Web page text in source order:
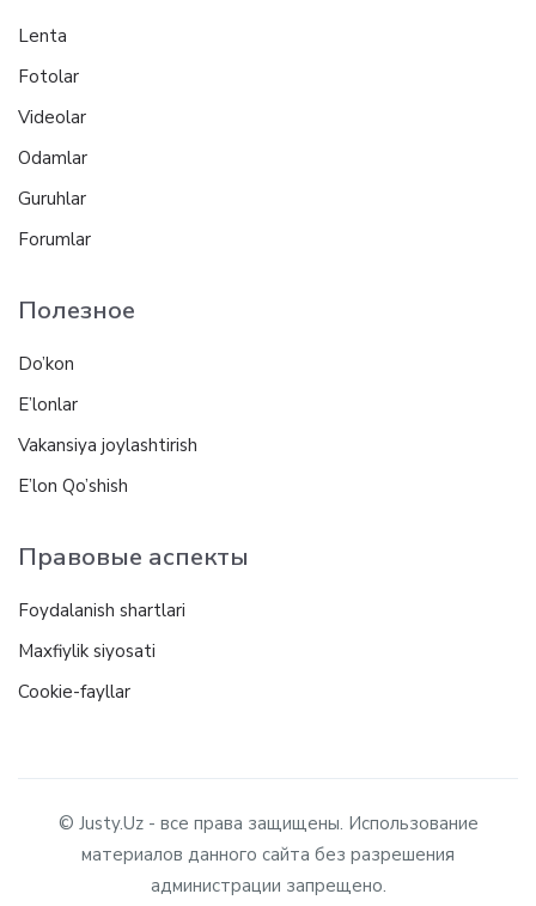
Lenta
Fotolar
Videolar
Odamlar
Guruhlar
Forumlar
Полезное
Do’kon
E’lonlar
Vakansiya joylashtirish
E’lon Qo’shish
Правовые аспекты
Foydalanish shartlari
Maxfiylik siyosati
Cookie-fayllar
© Justy.Uz - все права защищены. Использование
материалов данного сайта без разрешения
администрации запрещено.